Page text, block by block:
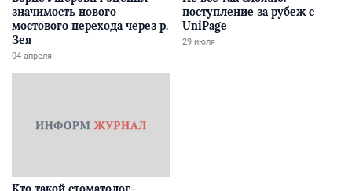
значимость нового
мостового перехода через р.
Зея
04 апреля
поступление за рубеж с
UniPage
29 июля